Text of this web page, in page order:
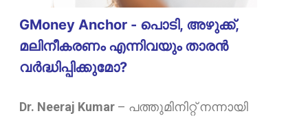
GMoney Anchor - പൊടി, അഴുക്ക്,
മലിനീകരണം എന്നിവയും താരൻ
വർദ്ധിപ്പിക്കുമോ?
Dr. Neeraj Kumar – പത്തുമിനിറ്റ് നന്നായി